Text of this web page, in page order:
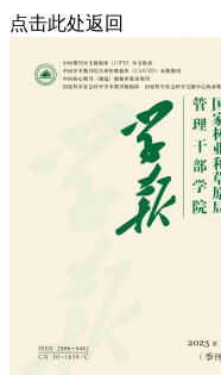
点击此处返回